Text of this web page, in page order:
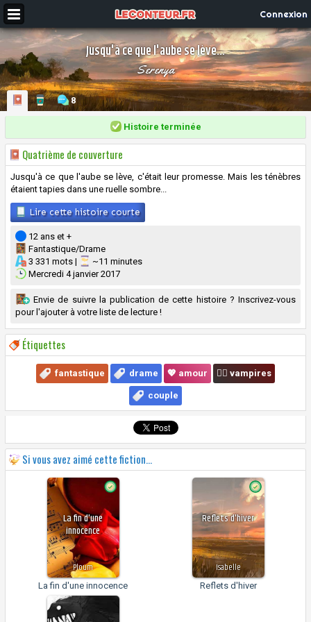
Connexion
Jusqu'à ce que l'aube se lève...
Serenya
8
Histoire terminée
Quatrième de couverture
Jusqu'à ce que l'aube se lève, c'était leur promesse. Mais les ténèbres
étaient tapies dans une ruelle sombre...
Lire cette histoire courte
12 ans et +
Fantastique/Drame
3 331 mots |
~11 minutes
Mercredi 4 janvier 2017
Envie de suivre la publication de cette histoire ? Inscrivez-vous
pour l'ajouter à votre liste de lecture !
Étiquettes
fantastique drame 💖 amour 🧛‍♂️ vampires
couple
Si vous avez aimé cette fiction...
La fin d'une
innocence
Ploum
La fin d'une innocence
Reflets d'hiver
Isabelle
Reflets d'hiver